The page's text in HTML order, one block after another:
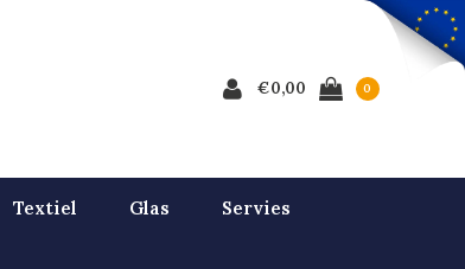
€0,00 0
Textiel Glas Servies